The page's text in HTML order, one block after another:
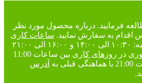
فرمایید. درباره محصول مورد نظر
اقدام به سفارش نمایید. ساعات کاری
شنبه تا پنج شنبه: ۱۰:۳۰ الی ۱۴:۰۰ و ۱۶:۰۰ الی ۲۱:۰۰
در روزهای کاری
بین ساعات 11:00
آدرس